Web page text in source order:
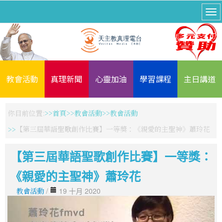
教會活動 真理新聞 心靈加油 學習課程 主日講道
你目前位置: 首頁 教會活動
教會活動
【第三屆華語聖歌創作比賽】一等獎：《親愛的主聖神》蕭玲花
【第三屆華語聖歌創作比賽】一等獎：
《親愛的主聖神》蕭玲花
教會活動 / 19 十月 2020